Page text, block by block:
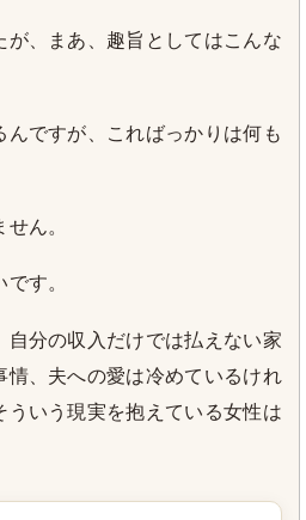
が、まあ、趣旨としてはこんな
ですが、こればっかりは何も
ん。
す。
自分の収入だけでは払えない家
情、夫への愛は冷めているけれ
ういう現実を抱えている女性は